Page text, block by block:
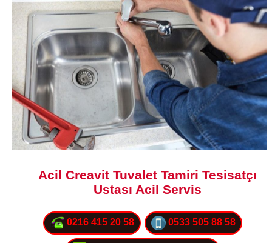
Acil Creavit Tuvalet Tamiri Tesisatçı
Ustası Acil Servis
0216 415 20 58 0533 505 88 58